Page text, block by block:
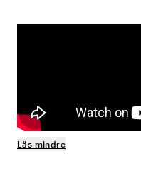
Läs mindre